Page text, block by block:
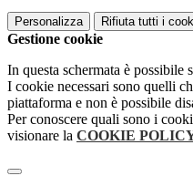
Personalizza Rifiuta tutti i
Gestione cookie
In questa schermata è possibile
I cookie necessari sono quelli
piattaforma e non è possibile
Per conoscere quali sono i
visionare la COOKIE